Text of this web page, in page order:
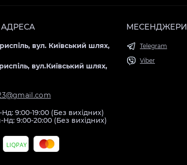
АДРЕСА
вул. Київський шлях,
вул.Київський шлях,
9:00-19:00 (Без вихідних)
9:00-20:00 (Без вихідних)
МЕСЕНДЖЕРИ
Telegram
Viber